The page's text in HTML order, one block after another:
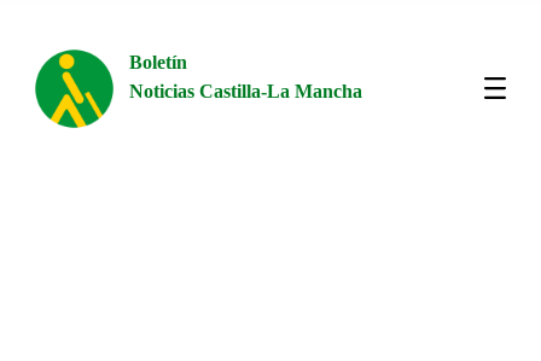
Boletín
Noticias Castilla-La Mancha